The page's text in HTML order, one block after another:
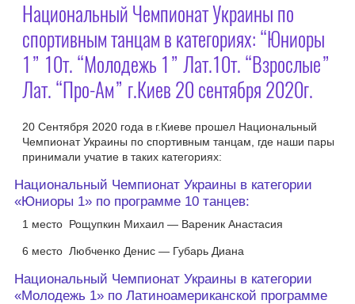
Национальный Чемпионат Украины по
спортивным танцам в категориях: “Юниоры
1” 10т. “Молодежь 1” Лат.10т. “Взрослые”
Лат. “Про-Ам” г.Киев 20 сентября 2020г.
20 Сентября 2020 года в г.Киеве прошел Национальный
Чемпионат Украины по спортивным танцам, где наши пары
принимали учатие в таких категориях:
Национальный Чемпионат Украины в категории
«Юниоры 1» по программе 10 танцев:
1 место Рощупкин Михаил — Вареник Анастасия
6 место Любченко Денис — Губарь Диана
Национальный Чемпионат Украины в категории
«Молодежь 1» по Латиноамериканской программе